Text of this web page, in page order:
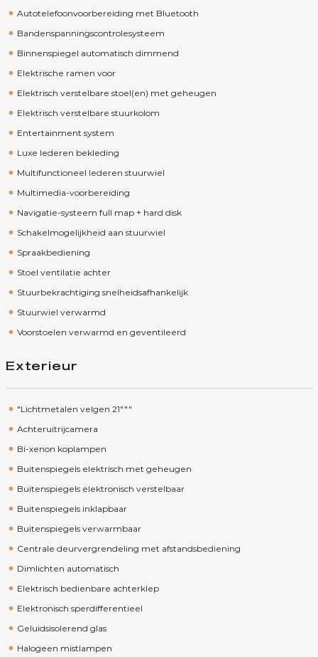
Autotelefoonvoorbereiding met Bluetooth
Bandenspanningscontrolesysteem
Binnenspiegel automatisch dimmend
Elektrische ramen voor
Elektrisch verstelbare stoel(en) met geheugen
Elektrisch verstelbare stuurkolom
Entertainment system
Luxe lederen bekleding
Multifunctioneel lederen stuurwiel
Multimedia-voorbereiding
Navigatie-systeem full map + hard disk
Schakelmogelijkheid aan stuurwiel
Spraakbediening
Stoel ventilatie achter
Stuurbekrachtiging snelheidsafhankelijk
Stuurwiel verwarmd
Voorstoelen verwarmd en geventileerd
Exterieur
"Lichtmetalen velgen 21"""
Achteruitrijcamera
Bi-xenon koplampen
Buitenspiegels elektrisch met geheugen
Buitenspiegels elektronisch verstelbaar
Buitenspiegels inklapbaar
Buitenspiegels verwarmbaar
Centrale deurvergrendeling met afstandsbediening
Dimlichten automatisch
Elektrisch bedienbare achterklep
Elektronisch sperdifferentieel
Geluidsisolerend glas
Halogeen mistlampen